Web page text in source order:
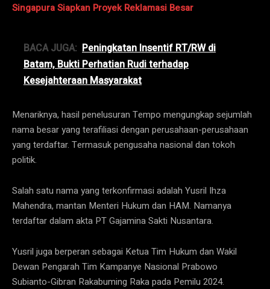
Singapura Siapkan Proyek Reklamasi Besar
BACA JUGA: Peningkatan Insentif RT/RW di
Batam, Bukti Perhatian Rudi terhadap
Kesejahteraan Masyarakat
Menariknya, hasil penelusuran Tempo mengungkap sejumlah
nama besar yang terafiliasi dengan perusahaan-perusahaan
yang terdaftar. Termasuk pengusaha nasional dan tokoh
politik.
Salah satu nama yang terkonfirmasi adalah Yusril Ihza
Mahendra, mantan Menteri Hukum dan HAM. Namanya
terdaftar dalam akta PT Gajamina Sakti Nusantara.
Yusril juga berperan sebagai Ketua Tim Hukum dan Wakil
Dewan Pengarah Tim Kampanye Nasional Prabowo
Subianto-Gibran Rakabuming Raka pada Pemilu 2024.